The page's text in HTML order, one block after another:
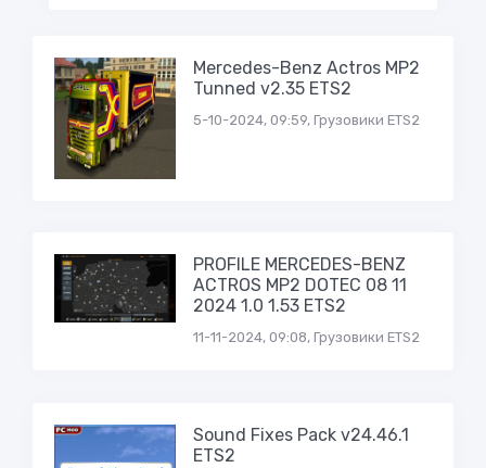
Mercedes-Benz Actros MP2
Tunned v2.35 ETS2
5-10-2024, 09:59, Грузовики ETS2
PROFILE MERCEDES-BENZ
ACTROS MP2 DOTEC 08 11
2024 1.0 1.53 ETS2
11-11-2024, 09:08, Грузовики ETS2
Sound Fixes Pack v24.46.1
ETS2